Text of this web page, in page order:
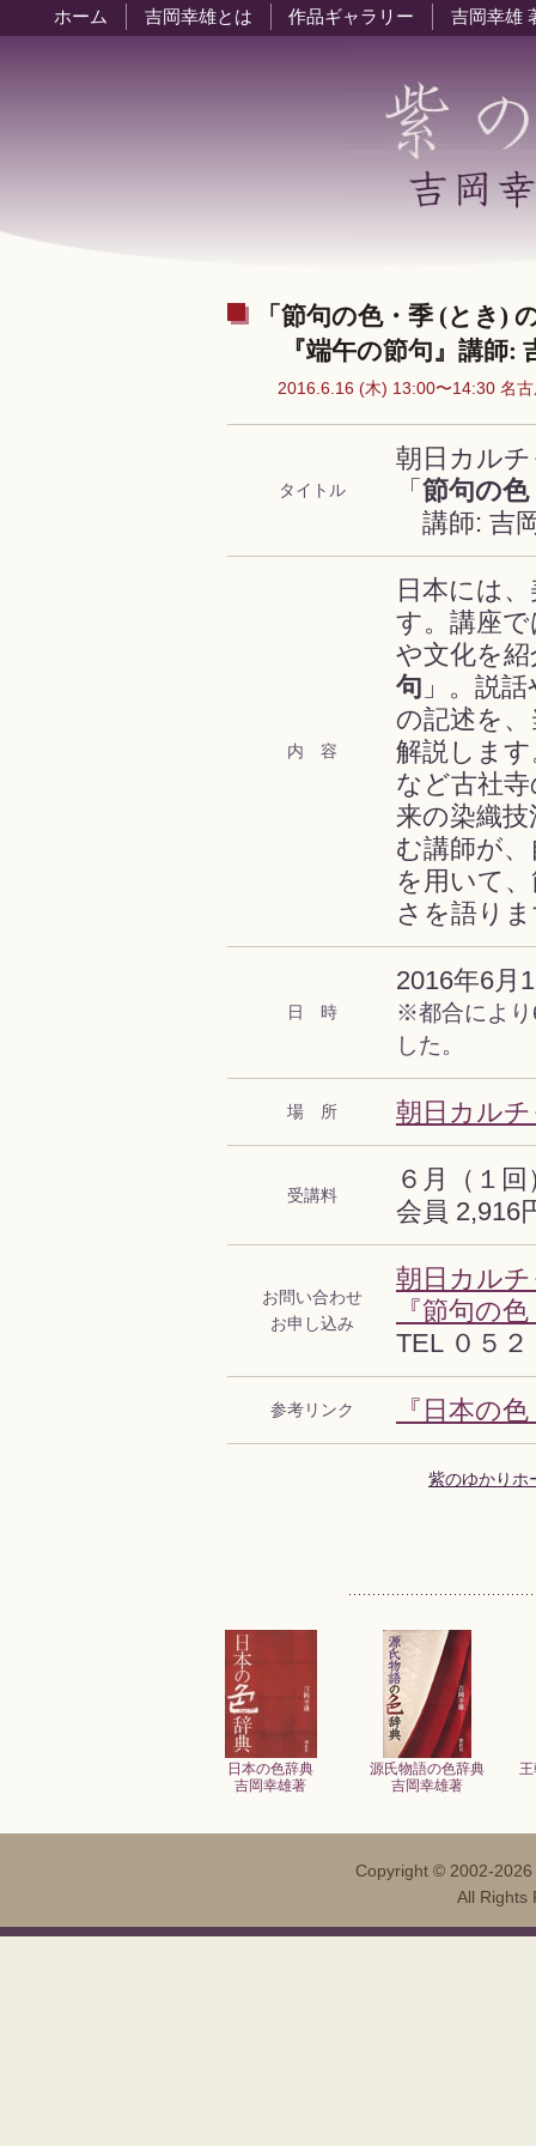
ホーム 吉岡幸雄とは 作品ギャラリー 吉岡幸雄
「節句の色・季 (とき)
『端午の節句』講師:
2016.6.16 (木) 13:00〜14:30 名
タイトル
朝日カル
「 節句の色
講師: 吉
内 容
日本には
す。講座
や文化を
句 」。説
の記述を
解説しま
など古社
来の染織
む講師が
を用いて
さを語り
日 時
2016年6月
※都合によ
した。
場 所 朝日カル
受講料
６月（１回
会員
お問い合わせ
お申し込み
朝日カル
『節句の
TEL ０５
参考リンク 『日本の
紫のゆかりホ
日本の色辞典
吉岡幸雄著
源氏物語の色辞典
吉岡幸雄著
Copyright © 2002-2026
All Rights